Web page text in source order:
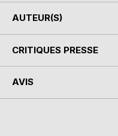
AUTEUR(S)
CRITIQUES PRESSE
AVIS